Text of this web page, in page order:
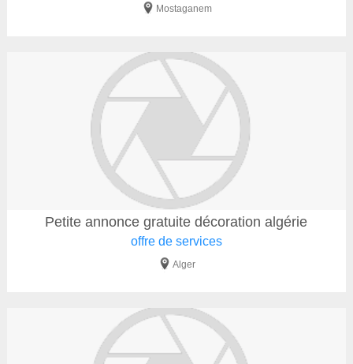
Mostaganem
Petite annonce gratuite décoration algérie
offre de services
Alger